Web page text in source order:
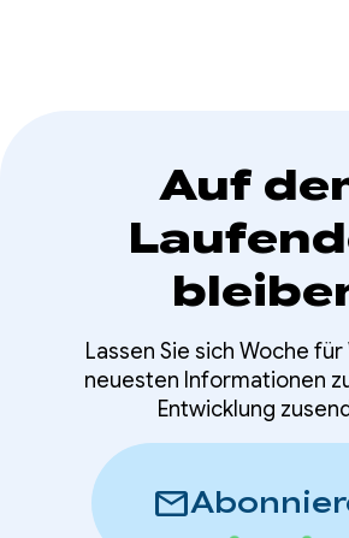
Auf
Lassen Sie sich Woche
neuesten Informationen
Entwicklung
mail